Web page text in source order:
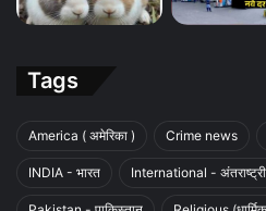
Tags
America ( अमेरिका ) Crime news
INDIA - भारत International -